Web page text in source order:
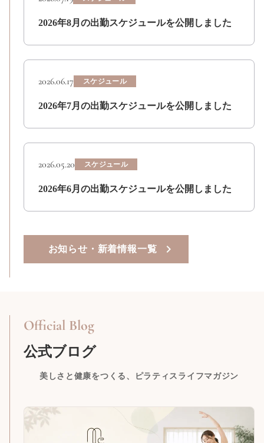
2026年8月の出勤スケジュールを公開しました
2026.06.17 スケジュール
2026年7月の出勤スケジュールを公開しました
2026.05.20 スケジュール
2026年6月の出勤スケジュールを公開しました
お知らせ・新着情報一覧
Official Blog
公式ブログ
美しさと健康をつくる、ピラティスライフマガジン